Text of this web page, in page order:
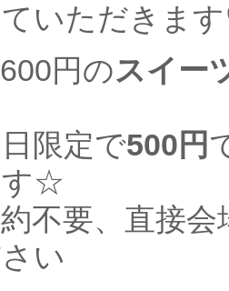
いただきま
円のスイー
限定で500円
す☆
不要、直接
い